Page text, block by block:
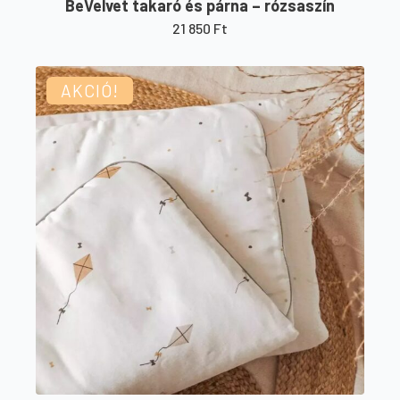
BeVelvet takaró és párna – rózsaszín
21 850 Ft
AKCIÓ!